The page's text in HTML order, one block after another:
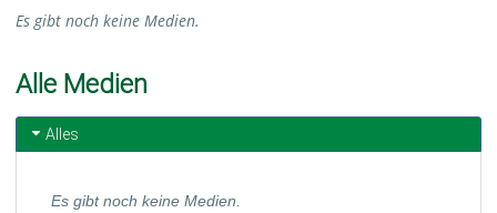
Es gibt noch keine Medien.
Alle Medien
Alles
Es gibt noch keine Medien.